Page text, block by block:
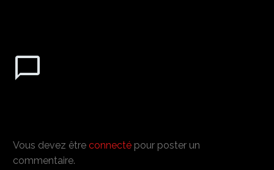
Vous devez être connecté pour poster un
commentaire.